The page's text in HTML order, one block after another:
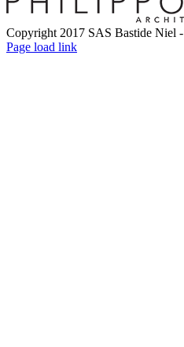
Copyright 2017 SAS Bastide Niel -
Facebook
Twitter
LinkedIn
Instagram
Pinterest
Page load link